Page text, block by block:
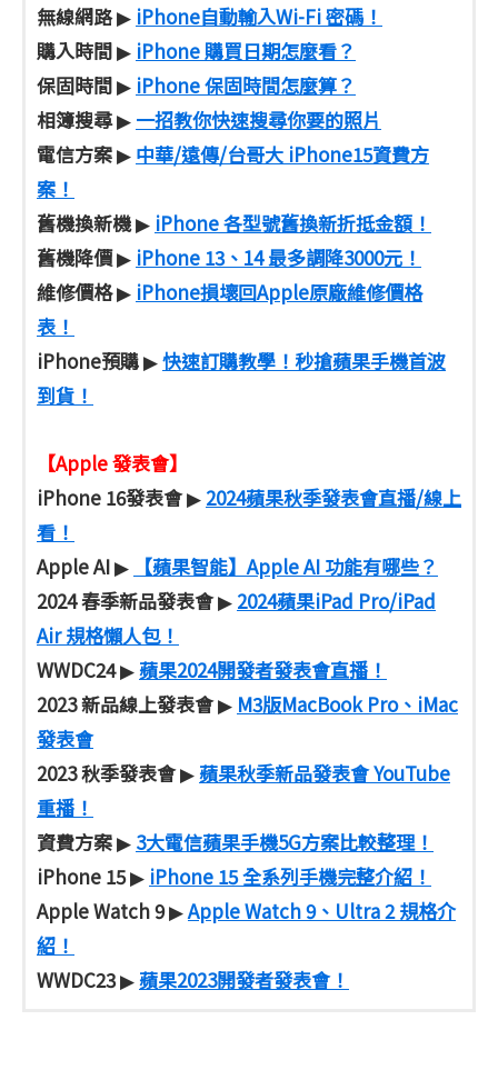
無線網路▶ iPhone自動輸入Wi-Fi 密碼！
購入時間▶ iPhone 購買日期怎麼看？
保固時間▶ iPhone 保固時間怎麼算？
相簿搜尋▶ 一招教你快速搜尋你要的照片
電信方案▶ 中華/遠傳/台哥大 iPhone15資費方
案！
舊機換新機▶ iPhone 各型號舊換新折抵金額！
舊機降價▶ iPhone 13、14 最多調降3000元！
維修價格▶ iPhone損壞回Apple原廠維修價格
表！
iPhone預購▶快速訂購教學！秒搶蘋果手機首波
到貨！
【Apple 發表會】
iPhone 16發表會▶ 2024蘋果秋季發表會直播/線上
看！
Apple AI▶
【蘋果智能】Apple AI 功能有哪些？
2024 春季新品發表會▶ 2024蘋果iPad Pro/iPad
Air 規格懶人包！
WWDC24▶蘋果2024開發者發表會直播！
2023 新品線上發表會▶ M3版MacBook Pro、iMac
發表會
2023 秋季發表會▶蘋果秋季新品發表會 YouTube
重播！
資費方案▶ 3大電信蘋果手機5G方案比較整理！
iPhone 15▶ iPhone 15 全系列手機完整介紹！
Apple Watch 9▶Apple Watch 9、Ultra 2 規格介
紹！
WWDC23▶蘋果2023開發者發表會！